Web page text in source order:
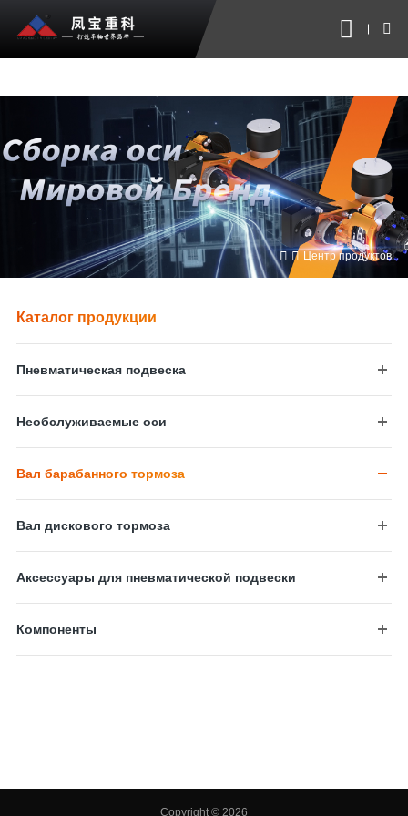
超凡国际  
  Центр продуктов
Каталог продукции
Пневматическая подвеска
Необслуживаемые оси
Вал барабанного тормоза
Вал дискового тормоза
Аксессуары для пневматической подвески
Компоненты
Copyright © 2026